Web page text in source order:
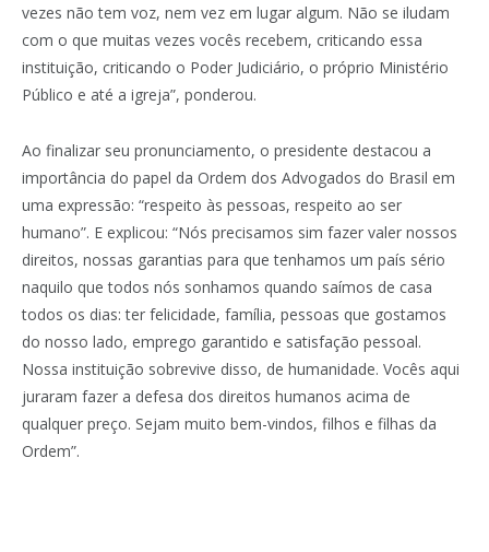
vezes não tem voz, nem vez em lugar algum. Não se iludam
com o que muitas vezes vocês recebem, criticando essa
instituição, criticando o Poder Judiciário, o próprio Ministério
Público e até a igreja”, ponderou.
Ao finalizar seu pronunciamento, o presidente destacou a
importância do papel da Ordem dos Advogados do Brasil em
uma expressão: “respeito às pessoas, respeito ao ser
humano”. E explicou: “Nós precisamos sim fazer valer nossos
direitos, nossas garantias para que tenhamos um país sério
naquilo que todos nós sonhamos quando saímos de casa
todos os dias: ter felicidade, família, pessoas que gostamos
do nosso lado, emprego garantido e satisfação pessoal.
Nossa instituição sobrevive disso, de humanidade. Vocês aqui
juraram fazer a defesa dos direitos humanos acima de
qualquer preço. Sejam muito bem-vindos, filhos e filhas da
Ordem”.